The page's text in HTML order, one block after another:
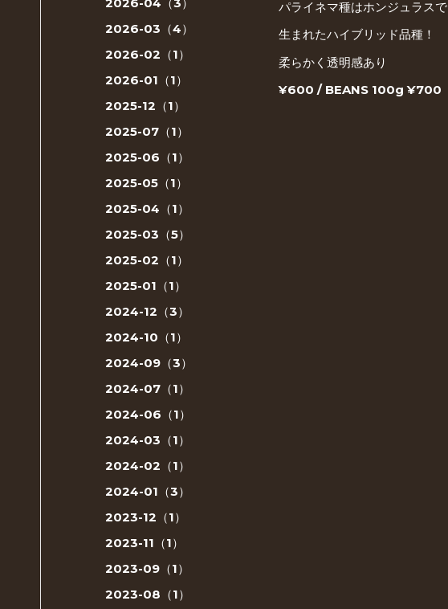
パライネマ種はホンジュラスで
生まれたハイブリッド品種！
柔らかく透明感あり
¥600 / BEANS 100g ¥700
2026-03（4）
2026-02（1）
2026-01（1）
2025-12（1）
2025-07（1）
2025-06（1）
2025-05（1）
2025-04（1）
2025-03（5）
2025-02（1）
2025-01（1）
2024-12（3）
2024-10（1）
2024-09（3）
2024-07（1）
2024-06（1）
2024-03（1）
2024-02（1）
2024-01（3）
2023-12（1）
2023-11（1）
2023-09（1）
2023-08（1）